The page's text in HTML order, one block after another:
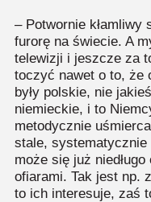
– Potwornie kłamliwy
furorę na świecie. A
telewizji i jeszcze za
toczyć nawet o to, że
były polskie, nie
niemieckie, i to
metodycznie
stale, systematycznie
może się już
ofiarami. Tak jest np.
to ich interesuje, zaś